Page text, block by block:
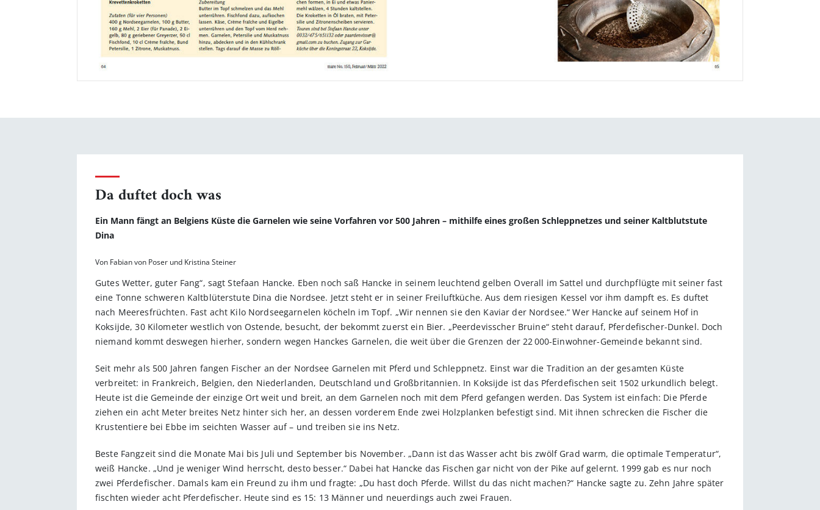
Da duftet doch was
Ein Mann fängt an Belgiens Küste die Garnelen wie seine Vorfahren vor 500 Jahren – mithilfe eines großen Schleppnetzes und seiner Kaltblutstute
Dina
Von Fabian von Poser und Kristina Steiner
Gutes Wetter, guter Fang“, sagt Stefaan Hancke. Eben noch saß Hancke in seinem leuchtend gelben Overall im Sattel und durchpflügte mit seiner fast
eine Tonne schweren Kaltblüterstute Dina die Nordsee. Jetzt steht er in seiner Freiluftküche. Aus dem riesigen Kessel vor ihm dampft es. Es duftet
nach Meeresfrüchten. Fast acht Kilo Nordseegarnelen köcheln im Topf. „Wir nennen sie den Kaviar der Nordsee.“ Wer Hancke auf seinem Hof in
Koksijde, 30 Kilometer westlich von Ostende, besucht, der bekommt zuerst ein Bier. „Peerdevisscher Bruine“ steht darauf, Pferdefischer-Dunkel. Doch
niemand kommt deswegen hierher, sondern wegen Hanckes Garnelen, die weit über die Grenzen der 22 000-Einwohner-Gemeinde bekannt sind.
Seit mehr als 500 Jahren fangen Fischer an der Nordsee Garnelen mit Pferd und Schleppnetz. Einst war die Tradition an der gesamten Küste
verbreitet: in Frankreich, Belgien, den Niederlanden, Deutschland und Großbritannien. In Koksijde ist das Pferdefischen seit 1502 urkundlich belegt.
Heute ist die Gemeinde der einzige Ort weit und breit, an dem Garnelen noch mit dem Pferd gefangen werden. Das System ist einfach: Die Pferde
ziehen ein acht Meter breites Netz hinter sich her, an dessen vorderem Ende zwei Holzplanken befestigt sind. Mit ihnen schrecken die Fischer die
Krustentiere bei Ebbe im seichten Wasser auf – und treiben sie ins Netz.
Beste Fangzeit sind die Monate Mai bis Juli und September bis November. „Dann ist das Wasser acht bis zwölf Grad warm, die optimale Temperatur“,
weiß Hancke. „Und je weniger Wind herrscht, desto besser.“ Dabei hat Hancke das Fischen gar nicht von der Pike auf gelernt. 1999 gab es nur noch
zwei Pferdefischer. Damals kam ein Freund zu ihm und fragte: „Du hast doch Pferde. Willst du das nicht machen?“ Hancke sagte zu. Zehn Jahre später
fischten wieder acht Pferdefischer. Heute sind es 15: 13 Männer und neuerdings auch zwei Frauen.